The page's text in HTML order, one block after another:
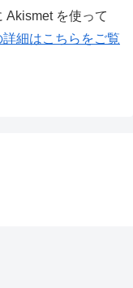
Akismet を使って
細はこちらをご覧